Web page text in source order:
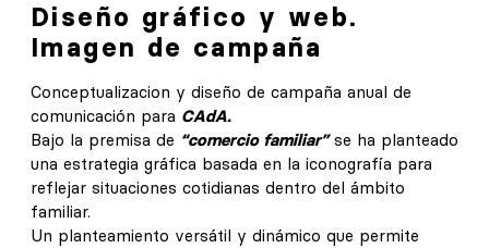
Diseño gráfico y web.
Imagen de campaña
Conceptualizacion y diseño de campaña anual de
comunicación para CAdA.
Bajo la premisa de “comercio familiar”se ha planteado
una estrategia gráfica basada en la iconografía para
reflejar situaciones cotidianas dentro del ámbito
familiar.
Un planteamiento versátil y dinámico que permite